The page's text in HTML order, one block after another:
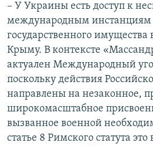
– У Украины есть доступ к
международным инстанциям
государственного
Крыму. В контексте
актуален Международный
поскольку действия
направлены на незаконное,
широкомасштабное
вызванное военной
статье 8 Римского статута это